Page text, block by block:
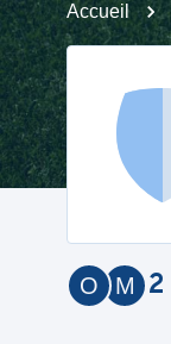
Accueil
M
O 2